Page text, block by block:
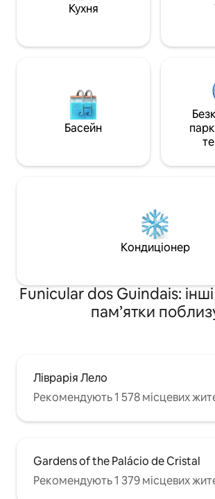
Кухня
Басейн
Кондиціонер
Funicular dos Guindais:
пам’ятки
Ліврарія Лело
Рекомендують 1 578 місцевих
Gardens of the Palácio de Cristal
Рекомендують 1 379 місцевих